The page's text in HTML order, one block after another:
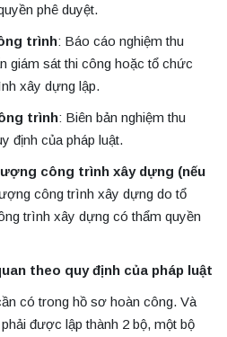
phê duyệt.
trình: Báo cáo nghiệm thu
giám sát thi công hoặc tổ chức
xây dựng lập.
trình: Biên bản nghiệm thu
định của pháp luật.
công trình xây dựng (nếu
công trình xây dựng do tổ
trình xây dựng có thẩm quyền
theo quy định của pháp luật
có trong hồ sơ hoàn công. Và
được lập thành 2 bộ, một bộ